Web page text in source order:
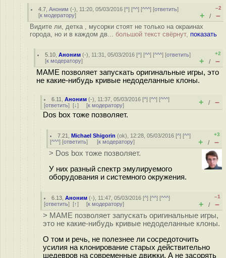
4.7 ,Аноним (-), 11:20, 05/03/2016 [^] [^^] [^^^] [ответить]
[к модератору]
–2
+ / –
Видите ли, детка , мусорки стоят не только на окраинах
города, но и в каждом дв... большой текст свёрнут, показать
5.10 ,Аноним (-), 11:31, 05/03/2016 [^] [^^] [^^^] [ответить]
[к модератору]
+2
+ / –
MAME позволяет запускать оригинальные игры, это
не какие-нибудь кривые недоделанные клоны.
6.11 ,Аноним (-), 11:37, 05/03/2016 [^] [^^] [^^^]
[ответить] [↓] [к модератору] + / –
Dos box тоже позволяет.
7.21 ,Michael Shigorin (ok), 12:28, 05/03/2016 [^] [^^]
[^^^] [ответить] [к модератору]
+3
+ / –
> Dos box тоже позволяет.
У них разный спектр эмулируемого
оборудования и системного окружения.
6.13 ,Аноним (-), 11:47, 05/03/2016 [^] [^^] [^^^]
[ответить] [↑] [к модератору]
–1
+ / –
> MAME позволяет запускать оригинальные игры,
это не какие-нибудь кривые недоделанные клоны.
О том и речь, не полезнее ли сосредоточить
усилия на клонирование старых действительно
шедевров на современные движки. А не засорять